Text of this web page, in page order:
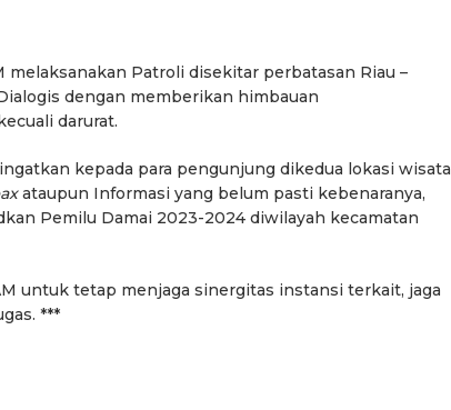
melaksanakan Patroli disekitar perbatasan Riau –
dengan memberikan himbauan
darurat.
kepada para pengunjung dikedua lokasi wisata
ataupun Informasi yang belum pasti kebenaranya,
Pemilu Damai 2023-2024 diwilayah kecamatan
untuk tetap menjaga sinergitas instansi terkait, jaga
***